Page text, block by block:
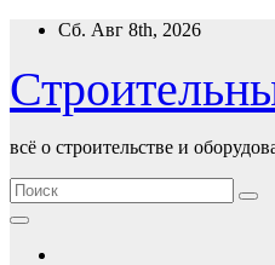
Перейти
содержимому
Сб. Авг 8th, 2026
всё о строительстве и